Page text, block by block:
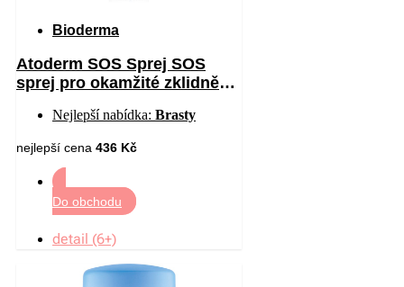
Bioderma
Atoderm SOS Sprej SOS
sprej pro okamžité zklidnění
Nejlepší nabídka: Brasty
nejlepší cena 436 Kč
Do obchodu
detail (6+)